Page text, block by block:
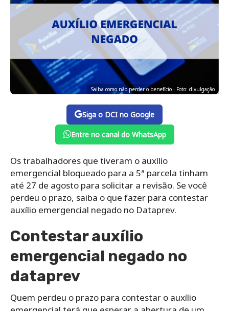
Saiba como não perder o benefício - Foto: divulgação
Siga o DCI no Google
Entre no canal do WhatsApp
Os trabalhadores que tiveram o auxílio
emergencial bloqueado para a 5ª parcela tinham
até 27 de agosto para solicitar a revisão. Se você
perdeu o prazo, saiba o que fazer para contestar
auxílio emergencial negado no Dataprev.
Contestar auxílio
emergencial negado no
dataprev
Quem perdeu o prazo para contestar o auxílio